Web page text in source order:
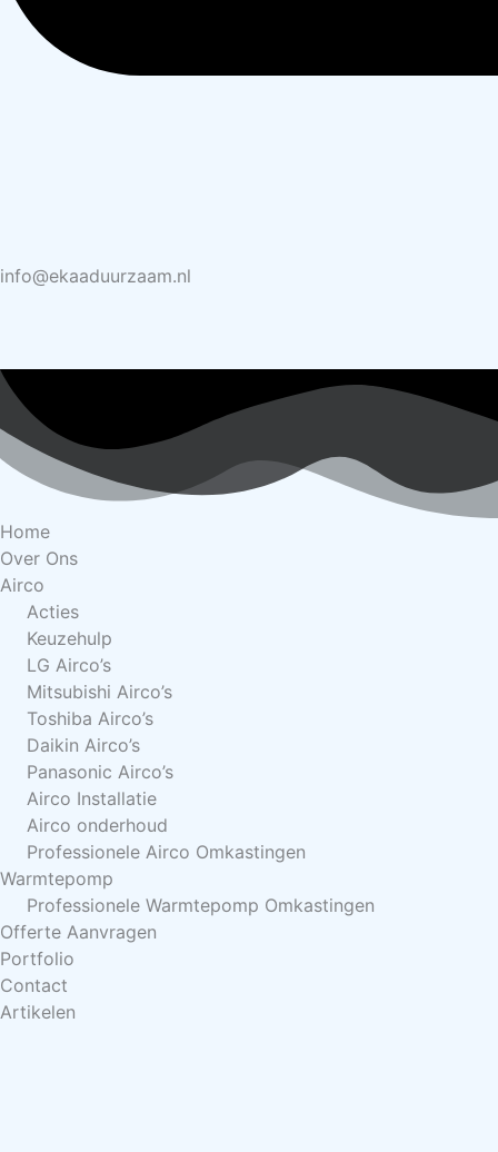
info@ekaaduurzaam.nl
Home
Over Ons
Airco
Acties
Keuzehulp
LG Airco’s
Mitsubishi Airco’s
Toshiba Airco’s
Daikin Airco’s
Panasonic Airco’s
Airco Installatie
Airco onderhoud
Professionele Airco Omkastingen
Warmtepomp
Professionele Warmtepomp Omkastingen
Offerte Aanvragen
Portfolio
Contact
Artikelen